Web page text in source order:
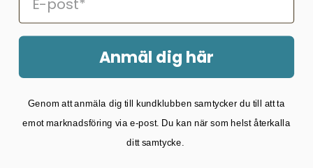
Följ oss på Facebook
Organisationsnummer: DK43080725
Anmäl dig här
Genom att anmäla dig till kundklubben samtycker du till att ta
emot marknadsföring via e-post. Du kan när som helst återkalla
ditt samtycke.